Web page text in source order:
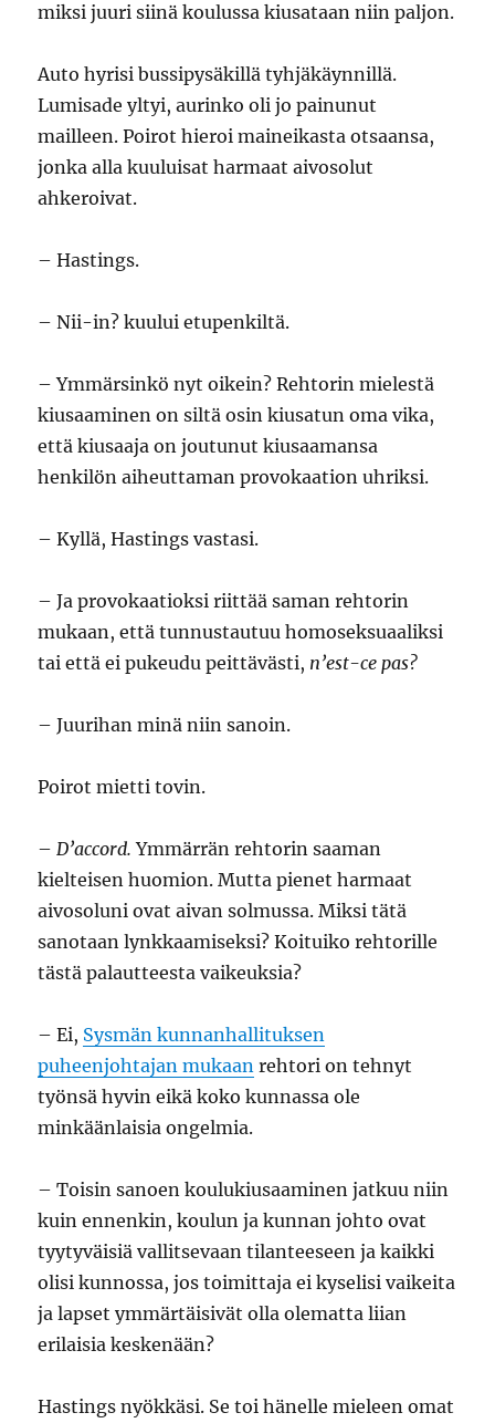
miksi juuri siinä koulussa kiusataan niin paljon.
Auto hyrisi bussipysäkillä tyhjäkäynnillä.
Lumisade yltyi, aurinko oli jo painunut
mailleen. Poirot hieroi maineikasta otsaansa,
jonka alla kuuluisat harmaat aivosolut
ahkeroivat.
– Hastings.
– Nii-in? kuului etupenkiltä.
– Ymmärsinkö nyt oikein? Rehtorin mielestä
kiusaaminen on siltä osin kiusatun oma vika,
että kiusaaja on joutunut kiusaamansa
henkilön aiheuttaman provokaation uhriksi.
– Kyllä, Hastings vastasi.
– Ja provokaatioksi riittää saman rehtorin
mukaan, että tunnustautuu homoseksuaaliksi
tai että ei pukeudu peittävästi, n’est-ce pas?
– Juurihan minä niin sanoin.
Poirot mietti tovin.
–D’accord. Ymmärrän rehtorin saaman
kielteisen huomion. Mutta pienet harmaat
aivosoluni ovat aivan solmussa. Miksi tätä
sanotaan lynkkaamiseksi? Koituiko rehtorille
tästä palautteesta vaikeuksia?
– Ei, Sysmän kunnanhallituksen
puheenjohtajan mukaan rehtori on tehnyt
työnsä hyvin eikä koko kunnassa ole
minkäänlaisia ongelmia.
– Toisin sanoen koulukiusaaminen jatkuu niin
kuin ennenkin, koulun ja kunnan johto ovat
tyytyväisiä vallitsevaan tilanteeseen ja kaikki
olisi kunnossa, jos toimittaja ei kyselisi vaikeita
ja lapset ymmärtäisivät olla olematta liian
erilaisia keskenään?
Hastings nyökkäsi. Se toi hänelle mieleen omat